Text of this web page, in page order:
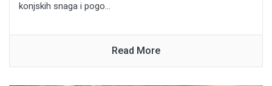
konjskih snaga i pogo...
Read More